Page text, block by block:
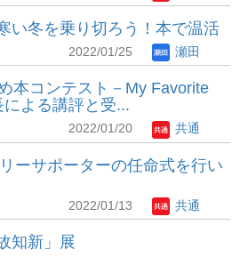
い冬を乗り切ろう！本で温活
2022/01/25 瀬田
本コンテスト－My Favorite
よる講評と受...
2022/01/20 共通
ーサポーターの任命式を行い
2022/01/13 共通
知新」展